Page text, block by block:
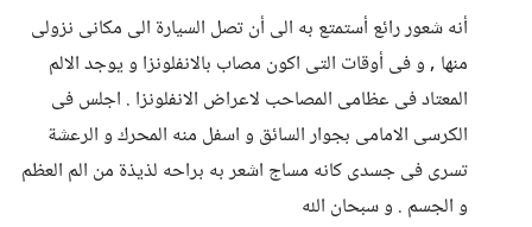
أنه شعور رائع أستمتع به الى أن تصل السيارة الى مكانى نزولى
منها , و فى أوقات التى اكون مصاب بالانفلونزا و يوجد الالم
المعتاد فى عظامى المصاحب لاعراض الانفلونزا . اجلس فى
الكرسى الامامى بجوار السائق و اسفل منه المحرك و الرعشة
تسرى فى جسدى كانه مساج اشعر به براحه لذيذة من الم العظم
و الجسم . و سبحان الله